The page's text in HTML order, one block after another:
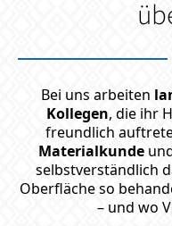
Bei uns arbeiten
Kollegen, die ihr
freundlich
Materialkunde
selbstverständlich
Oberfläche so
– und wo